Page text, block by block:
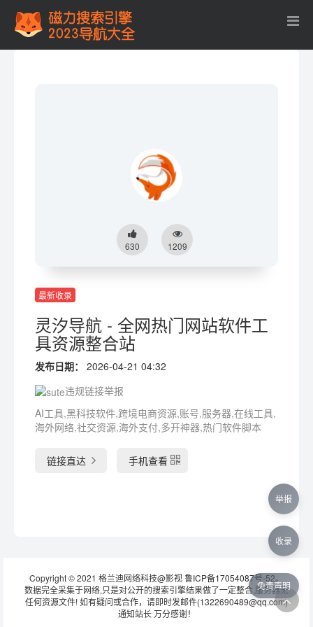
630 1209
最新收录
灵汐导航 - 全网热门网站软件工
具资源整合站
发布日期：
2026-04-21 04:32
违规链接举报
AI工具,黑科技软件,跨境电商资源,账号,服务器,在线工具,
海外网络,社交资源,海外支付,多开神器,热门软件脚本
链接直达 手机查看
Copyright © 2021 格兰迪网络科技@影视鲁ICP备17054087号-52。
数据完全采集于网络,只是对公开的搜索引擎结果做了一定整合,服务器无
任何资源文件! 如有疑问或合作，请即时发邮件(1322690489@qq.com)
通知站长 万分感谢！
免责声明
举报
收录